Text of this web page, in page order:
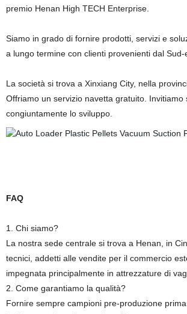
premio Henan High TECH Enterprise.
Siamo in grado di fornire prodotti, servizi e
a lungo termine con clienti provenienti dal
La società si trova a Xinxiang City, nella
Offriamo un servizio navetta gratuito.
congiuntamente lo sviluppo.
FAQ
1. Chi siamo?
La nostra sede centrale si trova a Henan, in
tecnici, addetti alle vendite per il commercio
impegnata principalmente in attrezzature di
2. Come garantiamo la qualità?
Fornire sempre campioni pre-produzione